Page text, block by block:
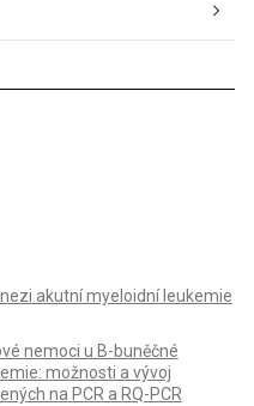
akutní myeloidní leukemie
nemoci u B-buněčné
možnosti a vývoj
na PCR a RQ-PCR